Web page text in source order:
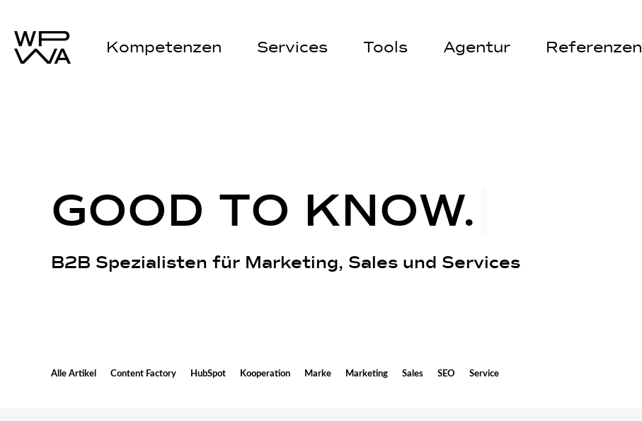
Kompetenzen Services Tools Agentur Referenzen
GOOD TO KNOW.
B2B Spezialisten für Marketing, Sales und Services
Alle Artikel Content Factory HubSpot Kooperation Marke Marketing Sales SEO Service